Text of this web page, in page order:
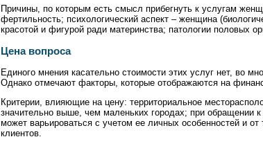
Причины, по которым есть смысл прибегнуть к услугам
фертильность; психологический аспект – женщина
красотой и фигурой ради материнства; патологии половых
Цена вопроса
Единого мнения касательно стоимости этих услуг нет, во
Однако отмечают факторы, которые отображаются на
Критерии, влияющие на цену: территориальное
значительно выше, чем маленьких городах; при обращении
может варьироваться с учетом ее личных особенностей и от
клиентов.